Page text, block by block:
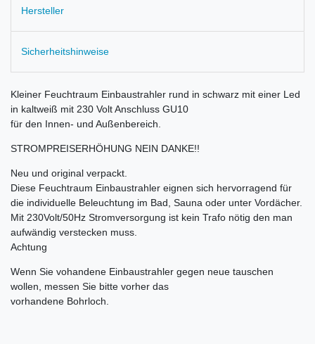
Hersteller
Sicherheitshinweise
Kleiner Feuchtraum Einbaustrahler rund in schwarz mit einer Led
in kaltweiß mit 230 Volt Anschluss GU10
für den Innen- und Außenbereich.
STROMPREISERHÖHUNG NEIN DANKE!!
Neu und original verpackt.
Diese Feuchtraum Einbaustrahler eignen sich hervorragend für
die individuelle Beleuchtung im Bad, Sauna oder unter Vordächer.
Mit 230Volt/50Hz Stromversorgung ist kein Trafo nötig den man
aufwändig verstecken muss.
Achtung
Wenn Sie vohandene Einbaustrahler gegen neue tauschen
wollen, messen Sie bitte vorher das
vorhandene Bohrloch.